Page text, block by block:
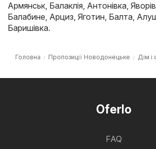
Армянськ, Балаклія, Антонівка, Яворів
Балабине, Арциз, Яготин, Балта,
Баришівка.
Головна Пропозиції Новодонецьке Дім і
Oferlo
FAQ